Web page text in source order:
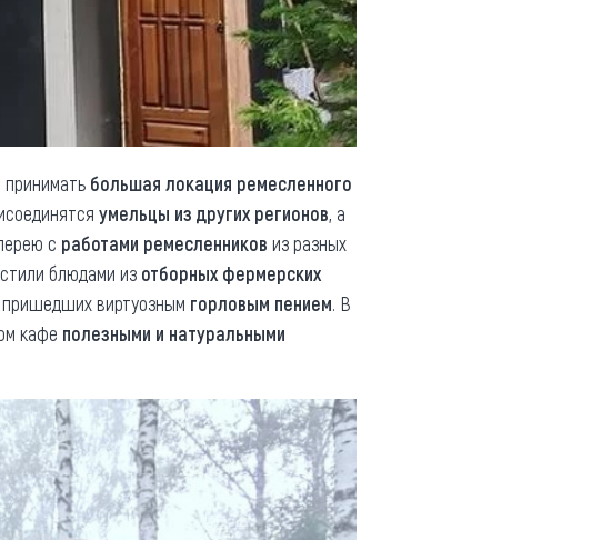
принимать большая локация ремесленного
умельцы из других регионов, а
с работами ремесленников из разных
блюдами из отборных фермерских
пришедших виртуозным горловым пением. В
кафе полезными и натуральными